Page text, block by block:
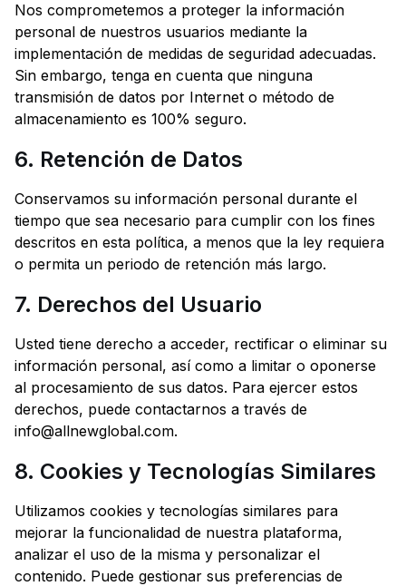
Nos comprometemos a proteger la información
personal de nuestros usuarios mediante la
implementación de medidas de seguridad adecuadas.
Sin embargo, tenga en cuenta que ninguna
transmisión de datos por Internet o método de
almacenamiento es 100% seguro.
6. Retención de Datos
Conservamos su información personal durante el
tiempo que sea necesario para cumplir con los fines
descritos en esta política, a menos que la ley requiera
o permita un periodo de retención más largo.
7. Derechos del Usuario
Usted tiene derecho a acceder, rectificar o eliminar su
información personal, así como a limitar o oponerse
al procesamiento de sus datos. Para ejercer estos
derechos, puede contactarnos a través de
info@allnewglobal.com.
8. Cookies y Tecnologías Similares
Utilizamos cookies y tecnologías similares para
mejorar la funcionalidad de nuestra plataforma,
analizar el uso de la misma y personalizar el
contenido. Puede gestionar sus preferencias de